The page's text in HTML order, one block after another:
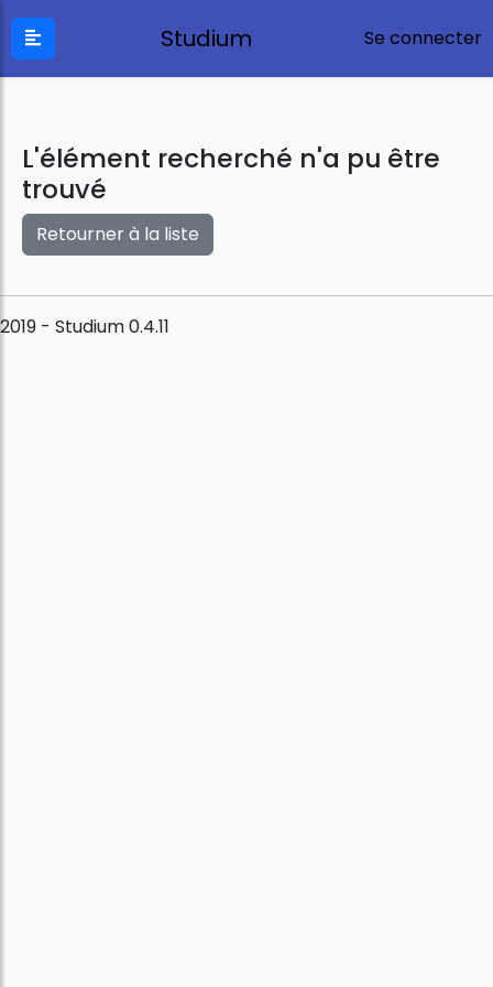
Studium Se connecter
L'élément recherché n'a pu être
trouvé
Retourner à la liste
2019 - Studium 0.4.11